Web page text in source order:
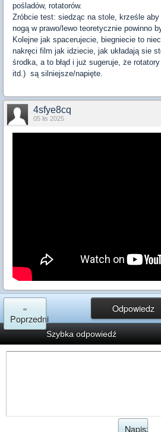
pośladów, rotatorów.
Zróbcie test: siedząc na stole, krześle aby
nogą w prawo/lewo teoretycznie powinno
Kolejne jak spacerujecie, biegniecie to
nakręci film jak idziecie, jak układają sie
środka, a to błąd i już sugeruje, że
itd.) są silniejsze/napięte.
4sfye8cq
05 lis 2025
Odpowiedz
«
Poprzedni
Szybka odpowiedź